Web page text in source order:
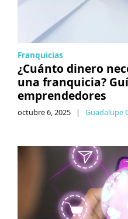
Franquicias
¿Cuánto dinero
una franquicia?
emprendedores
octubre 6, 2025 | Guadalupe